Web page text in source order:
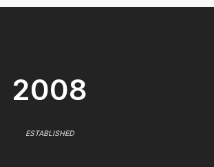
2008
ESTABLISHED